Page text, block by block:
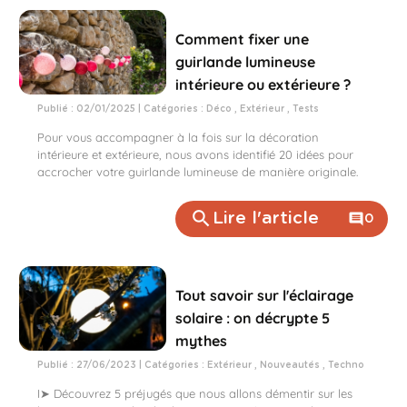
Comment fixer une
guirlande lumineuse
intérieure ou extérieure ?
Publié : 02/01/2025 | Catégories : Déco , Extérieur , Tests
Pour vous accompagner à la fois sur la décoration
intérieure et extérieure, nous avons identifié 20 idées pour
accrocher votre guirlande lumineuse de manière originale.
search Lire l'article comment0
Tout savoir sur l'éclairage
solaire : on décrypte 5
mythes
Publié : 27/06/2023 | Catégories : Extérieur , Nouveautés , Techno
I➤ Découvrez 5 préjugés que nous allons démentir sur les